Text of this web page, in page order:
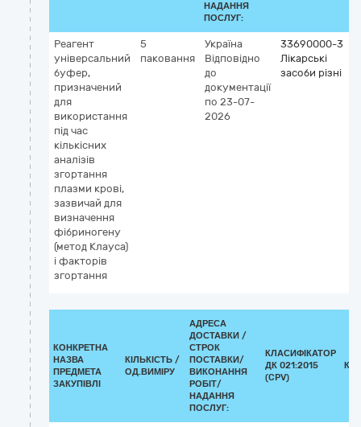
НАДАННЯ
ПОСЛУГ:
Реагент
універсальний
буфер,
призначений
для
використання
під час
кількісних
аналізів
згортання
плазми крові,
зазвичай для
визначення
фібриногену
(метод Клауса)
і факторів
згортання
5
паковання
Україна
Відповідно
до
документації
по 23-07-
2026
33690000-3
Лікарські
засоби різні
КОНКРЕТНА
НАЗВА
ПРЕДМЕТА
ЗАКУПІВЛІ
КІЛЬКІСТЬ /
ОД.ВИМІРУ
АДРЕСА
ДОСТАВКИ /
СТРОК
ПОСТАВКИ/
ВИКОНАННЯ
РОБІТ/
НАДАННЯ
ПОСЛУГ:
КЛАСИФІКАТОР
ДК 021:2015
(CPV)